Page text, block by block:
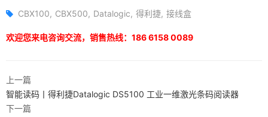
CBX100 CBX500 Datalogic 得利捷 接线盒
欢迎您来电咨询交流，销售热线：186 6158 0089
上一篇
智能读码丨得利捷Datalogic DS5100 工业一维激光条码阅读器
下一篇